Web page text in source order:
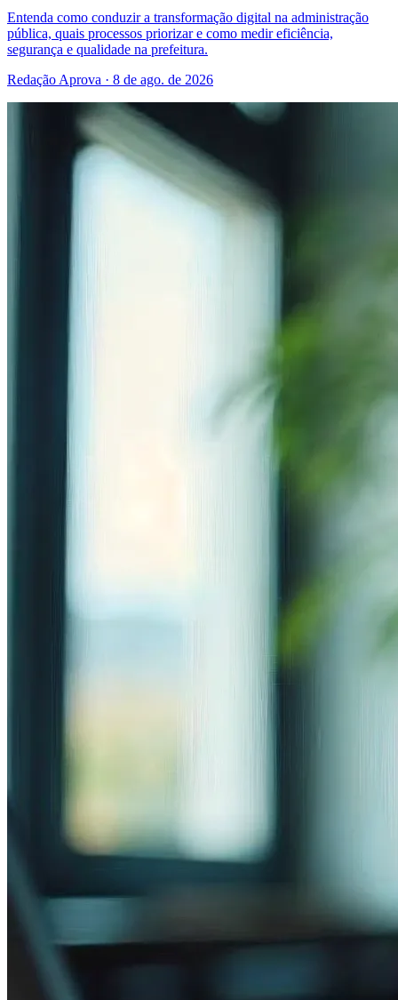
Entenda como conduzir a transformação digital na administração
pública, quais processos priorizar e como medir eficiência,
segurança e qualidade na prefeitura.
Redação Aprova · 8 de ago. de 2026